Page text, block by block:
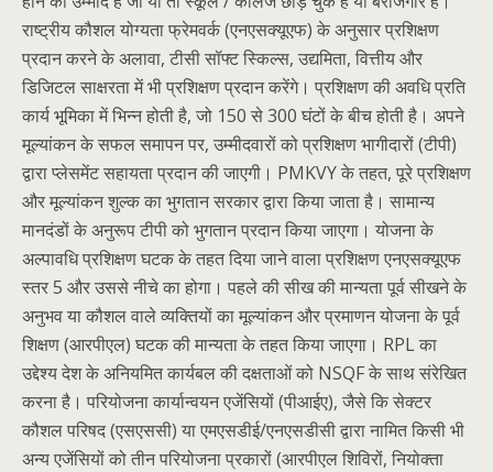
राष्ट्रीय कौशल योग्यता फ्रेमवर्क (एनएसक्यूएफ) के अनुसार प्रशिक्षण
प्रदान करने के अलावा, टीसी सॉफ्ट स्किल्स, उद्यमिता, वित्तीय और
डिजिटल साक्षरता में भी प्रशिक्षण प्रदान करेंगे। प्रशिक्षण की अवधि प्रति
कार्य भूमिका में भिन्न होती है, जो 150 से 300 घंटों के बीच होती है। अपने
मूल्यांकन के सफल समापन पर, उम्मीदवारों को प्रशिक्षण भागीदारों (टीपी)
द्वारा प्लेसमेंट सहायता प्रदान की जाएगी। PMKVY के तहत, पूरे प्रशिक्षण
और मूल्यांकन शुल्क का भुगतान सरकार द्वारा किया जाता है। सामान्य
मानदंडों के अनुरूप टीपी को भुगतान प्रदान किया जाएगा। योजना के
अल्पावधि प्रशिक्षण घटक के तहत दिया जाने वाला प्रशिक्षण एनएसक्यूएफ
स्तर 5 और उससे नीचे का होगा। पहले की सीख की मान्यता पूर्व सीखने के
अनुभव या कौशल वाले व्यक्तियों का मूल्यांकन और प्रमाणन योजना के पूर्व
शिक्षण (आरपीएल) घटक की मान्यता के तहत किया जाएगा। RPL का
उद्देश्य देश के अनियमित कार्यबल की दक्षताओं को NSQF के साथ संरेखित
करना है। परियोजना कार्यान्वयन एजेंसियों (पीआईए), जैसे कि सेक्टर
कौशल परिषद (एसएससी) या एमएसडीई/एनएसडीसी द्वारा नामित किसी भी
अन्य एजेंसियों को तीन परियोजना प्रकारों (आरपीएल शिविरों, नियोक्ता